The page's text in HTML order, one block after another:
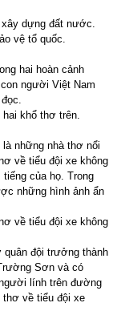
dựng đất nước.
vệ tổ quốc.
hai hoàn cảnh
người Việt Nam
khổ thơ trên.
những nhà thơ nổi
về tiểu đội xe không
của họ. Trong
những hình ảnh ẩn
về tiểu đội xe không
quân đội trưởng thành
Sơn và có
lính trên đường
về tiểu đội xe